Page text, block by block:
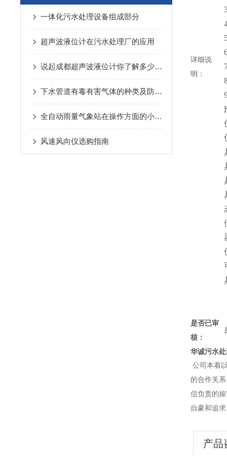
一体化污水处理设备组成部分
超声波液位计在污水处理厂的应用
说起成都超声波液位计你了解多少呢？
下水管道有毒有害气体的种类及防护措施
全自动雨量气象站在操作方面的小技巧
风速风向仪选购指南
详细说
明：
是否已审
核：
华诚污水
公司本着
的合作关
信负责的
自豪和追
产品